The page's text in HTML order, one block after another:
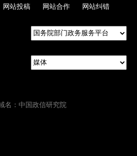
网站投稿 网站合作 网站纠错
：中国政信研究院